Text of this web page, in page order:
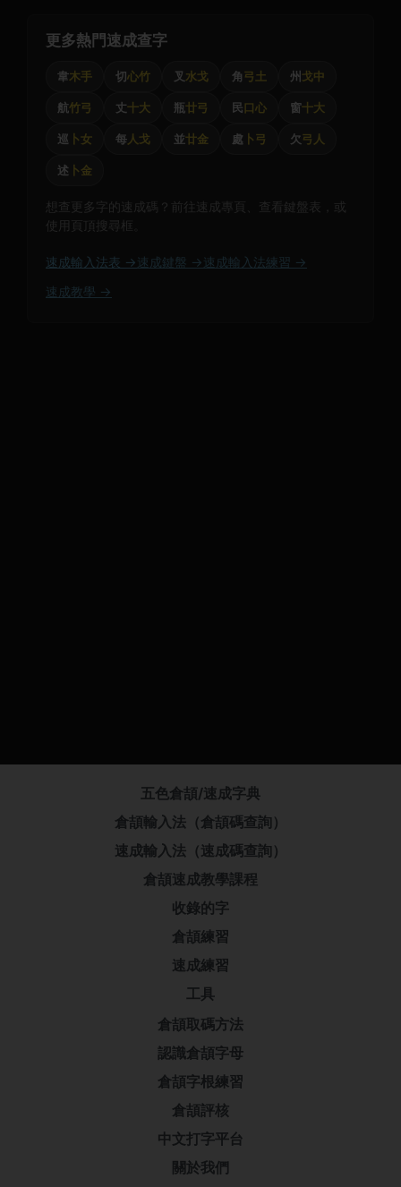
更多熱門速成查字
韋木手 切心竹 叉 水戈 角弓土 州 戈中
航竹弓 丈十大 瓶廿弓 民口心 窗十大
巡 卜女 每人戈 並廿金 處 卜弓 欠弓人
述 卜金
想查更多字的速成碼？前往速成專頁、查看鍵盤表，或
使用頁頂搜尋框。
速成輸入法表 → 速成鍵盤 → 速成輸入法練習 →
速成教學 →
五色倉頡/速成字典
倉頡輸入法（倉頡碼查詢）
速成輸入法（速成碼查詢）
倉頡速成教學課程
收錄的字
倉頡練習
速成練習
工具
倉頡取碼方法
認識倉頡字母
倉頡字根練習
倉頡評核
中文打字平台
關於我們